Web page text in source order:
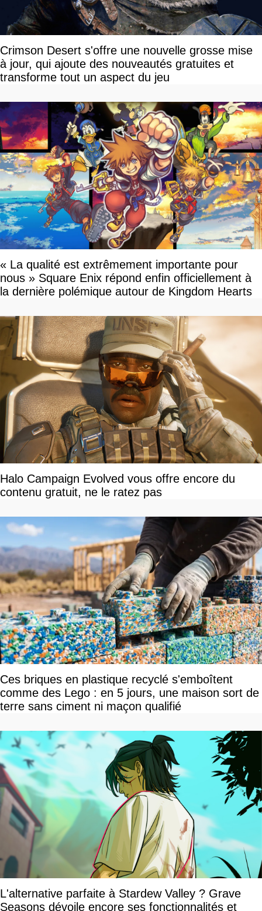
Crimson Desert s'offre une nouvelle grosse mise
à jour, qui ajoute des nouveautés gratuites et
transforme tout un aspect du jeu
« La qualité est extrêmement importante pour
nous » Square Enix répond enfin officiellement à
la dernière polémique autour de Kingdom Hearts
Halo Campaign Evolved vous offre encore du
contenu gratuit, ne le ratez pas
Ces briques en plastique recyclé s'emboîtent
comme des Lego : en 5 jours, une maison sort de
terre sans ciment ni maçon qualifié
L'alternative parfaite à Stardew Valley ? Grave
Seasons dévoile encore ses fonctionnalités et